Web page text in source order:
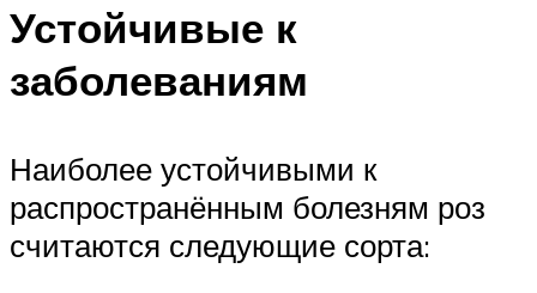
Устойчивые к
заболеваниям
Наиболее устойчивыми к
распространённым болезням роз
считаются следующие сорта: